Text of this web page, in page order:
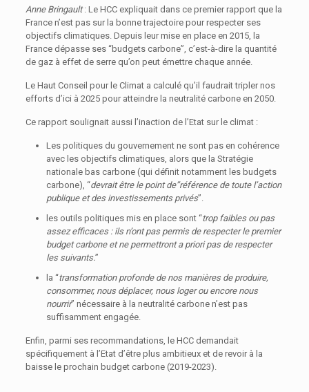
Anne Bringault: Le HCC expliquait dans ce premier rapport que la
France n’est pas sur la bonne trajectoire pour respecter ses
objectifs climatiques. Depuis leur mise en place en 2015, la
France dépasse ses “budgets carbone”, c’est-à-dire la quantité
de gaz à effet de serre qu’on peut émettre chaque année.
Le Haut Conseil pour le Climat a calculé qu’il faudrait tripler nos
efforts d’ici à 2025 pour atteindre la neutralité carbone en 2050.
Ce rapport soulignait aussi l’inaction de l’Etat sur le climat :
Les politiques du gouvernement ne sont pas en cohérence
avec les objectifs climatiques, alors que la Stratégie
nationale bas carbone (qui définit notamment les budgets
carbone), “devrait être le point de”référence de toute l’action
publique et des investissements privés”.
les outils politiques mis en place sont “trop faibles ou pas
assez efficaces : ils n’ont pas permis de respecter le premier
budget carbone et ne permettront a priori pas de respecter
les suivants.”
la “transformation profonde de nos manières de produire,
consommer, nous déplacer, nous loger ou encore nous
nourrir” nécessaire à la neutralité carbone n’est pas
suffisamment engagée.
Enfin, parmi ses recommandations, le HCC demandait
spécifiquement à l’Etat d’être plus ambitieux et de revoir à la
baisse le prochain budget carbone (2019-2023).